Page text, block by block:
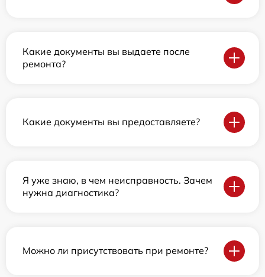
Какие документы вы выдаете после
ремонта?
Какие документы вы предоставляете?
Я уже знаю, в чем неисправность. Зачем
нужна диагностика?
Можно ли присутствовать при ремонте?